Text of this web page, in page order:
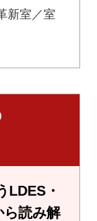
新室／室
LDES・
ら読み解